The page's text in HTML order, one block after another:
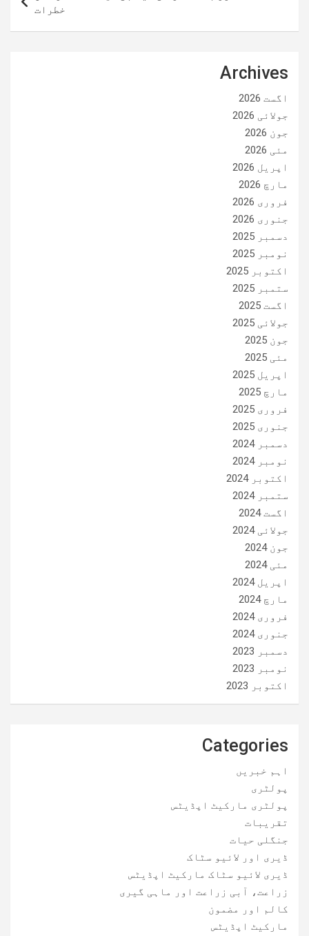
خطرات
Archives
اگست 2026
جولائی 2026
جون 2026
مئی 2026
اپریل 2026
مارچ 2026
فروری 2026
جنوری 2026
دسمبر 2025
نومبر 2025
اکتوبر 2025
ستمبر 2025
اگست 2025
جولائی 2025
جون 2025
مئی 2025
اپریل 2025
مارچ 2025
فروری 2025
جنوری 2025
دسمبر 2024
نومبر 2024
اکتوبر 2024
ستمبر 2024
اگست 2024
جولائی 2024
جون 2024
مئی 2024
اپریل 2024
مارچ 2024
فروری 2024
جنوری 2024
دسمبر 2023
نومبر 2023
اکتوبر 2023
Categories
اہم خبریں
پولٹری
پولٹری مارکیٹ اپڈیٹس
تقریبات
جنگلی حیات
ڈیری اور لائیو سٹاک
ڈیری لائیو سٹاک مارکیٹ اپڈیٹس
زراعت، آبی زراعت اور ماہی گیری
کالم اور مضمون
مارکیٹ اپڈیٹس